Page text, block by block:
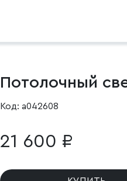
Код: a042608
21 600 ₽